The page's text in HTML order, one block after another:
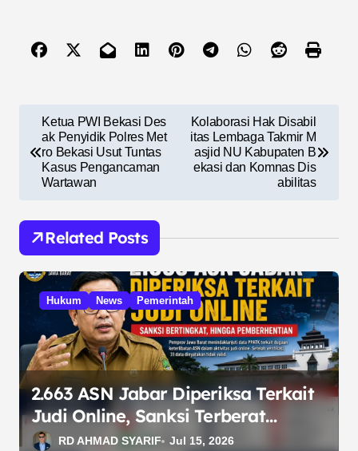
g
a
s
o
s
Ketua PWI Bekasi Des
ak Penyidik Polres Met
ro Bekasi Usut Tuntas
Kasus Pengancaman
Wartawan
Kolaborasi Hak Disabil
itas Lembaga Takmir M
asjid NU Kabupaten B
ekasi dan Komnas Dis
abilitas
Related Posts
Hukum News Pemerintah
2.663 ASN Jabar Diperiksa Terkait
Judi Online, Sanksi Terberat
Berujung Pemberhentian
RD AHMAD SYARIF Jul 15, 2026